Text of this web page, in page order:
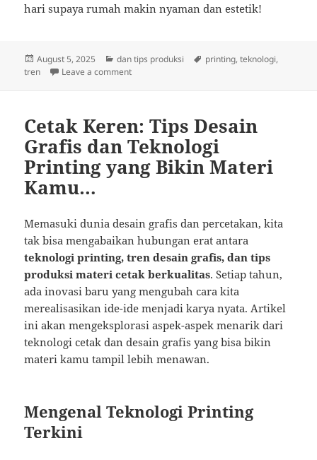
hari supaya rumah makin nyaman dan estetik!
Posted
on
August 5, 2025 Categories
dan tips produksi Tags
printing,teknologi,
tren
Leave a commenton Cetak Karya Kamu: Tips dan Tren untuk
Cetak Keren: Tips Desain
Grafis dan Teknologi
Printing yang Bikin Materi
Kamu…
Memasuki dunia desain grafis dan percetakan, kita
tak bisa mengabaikan hubungan erat antara
teknologi printing, tren desain grafis, dan tips
produksi materi cetak berkualitas. Setiap tahun,
ada inovasi baru yang mengubah cara kita
merealisasikan ide-ide menjadi karya nyata. Artikel
ini akan mengeksplorasi aspek-aspek menarik dari
teknologi cetak dan desain grafis yang bisa bikin
materi kamu tampil lebih menawan.
Mengenal Teknologi Printing
Terkini